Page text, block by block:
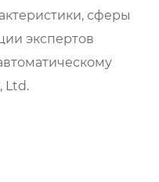
сферы
экспертов
Ltd.